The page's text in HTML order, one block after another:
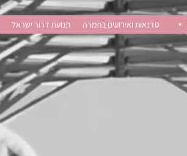
סדנאות ואירועים בתמרה תנועת דרור ישראל